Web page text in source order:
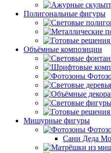
Полигональные фигуры
Объёмные композиции
Мишурные фигуры
Сани Деда